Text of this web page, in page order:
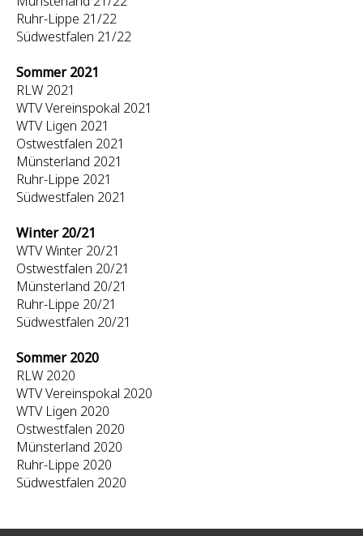
Ruhr-Lippe 21/22
Südwestfalen 21/22
Sommer 2021
RLW 2021
WTV Vereinspokal 2021
WTV Ligen 2021
Ostwestfalen 2021
Münsterland 2021
Ruhr-Lippe 2021
Südwestfalen 2021
Winter 20/21
WTV Winter 20/21
Ostwestfalen 20/21
Münsterland 20/21
Ruhr-Lippe 20/21
Südwestfalen 20/21
Sommer 2020
RLW 2020
WTV Vereinspokal 2020
WTV Ligen 2020
Ostwestfalen 2020
Münsterland 2020
Ruhr-Lippe 2020
Südwestfalen 2020